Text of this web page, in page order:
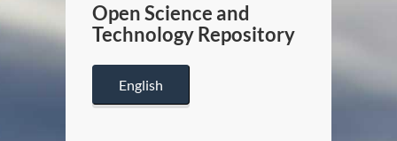
Canada
Open Science and
Technology Repository
English